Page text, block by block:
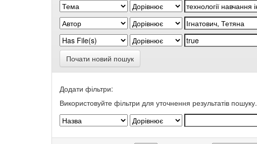
Почати новий пошук
Додати фільтри:
Використовуйте фільтри для уточнення результатів пошуку.